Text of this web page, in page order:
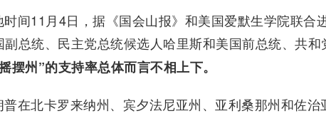
时间11月4日，据《国会山报》和美国爱默生学院联合
副总统、民主党总统候选人哈里斯和美国前总统、共
摆州”的支持率总体而言不相上下。
普在北卡罗来纳州、宾夕法尼亚州、亚利桑那州和佐